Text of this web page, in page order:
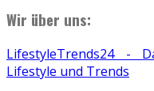
Wir über uns:
LifestyleTrends24 -
Lifestyle und Trends